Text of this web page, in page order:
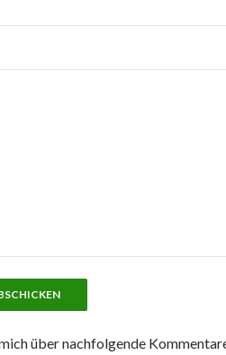
über nachfolgende